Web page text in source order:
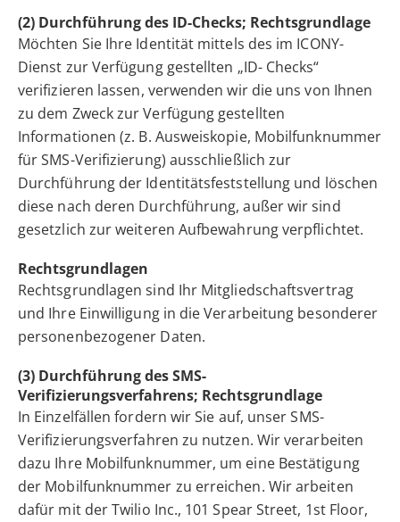
(2) Durchführung des ID-Checks; Rechtsgrundlage
Möchten Sie Ihre Identität mittels des im ICONY-
Dienst zur Verfügung gestellten „ID- Checks“
verifizieren lassen, verwenden wir die uns von Ihnen
zu dem Zweck zur Verfügung gestellten
Informationen (z. B. Ausweiskopie, Mobilfunknummer
für SMS-Verifizierung) ausschließlich zur
Durchführung der Identitätsfeststellung und löschen
diese nach deren Durchführung, außer wir sind
gesetzlich zur weiteren Aufbewahrung verpflichtet.
Rechtsgrundlagen
Rechtsgrundlagen sind Ihr Mitgliedschaftsvertrag
und Ihre Einwilligung in die Verarbeitung besonderer
personenbezogener Daten.
(3) Durchführung des SMS-
Verifizierungsverfahrens; Rechtsgrundlage
In Einzelfällen fordern wir Sie auf, unser SMS-
Verifizierungsverfahren zu nutzen. Wir verarbeiten
dazu Ihre Mobilfunknummer, um eine Bestätigung
der Mobilfunknummer zu erreichen. Wir arbeiten
dafür mit der Twilio Inc., 101 Spear Street, 1st Floor,